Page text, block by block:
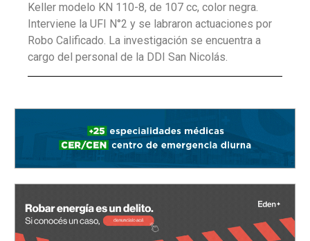
Keller modelo KN 110-8, de 107 cc, color negra.
Interviene la UFI N°2 y se labraron actuaciones por
Robo Calificado. La investigación se encuentra a
cargo del personal de la DDI San Nicolás.